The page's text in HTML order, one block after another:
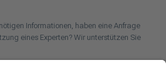
Informationen, haben eine Anfrage
eines Experten? Wir unterstützen Sie